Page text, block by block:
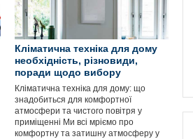
Кліматична техніка для дому
необхідність, різновиди,
поради щодо вибору
Кліматична техніка для дому: що
знадобиться для комфортної
атмосфери та чистого повітря у
приміщенні Ми всі мріємо про
комфортну та затишну атмосферу у